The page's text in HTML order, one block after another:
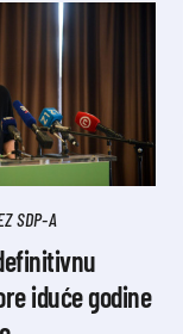
SDP-A
iduće godine